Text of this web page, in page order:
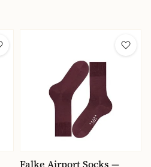
Falke Airport Socks —